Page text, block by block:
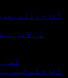
آٹزم والے
آن لائن
کسی
آٹزم کے لیے